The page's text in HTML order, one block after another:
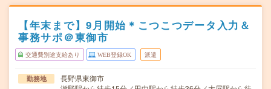
【年末まで】9月開始＊こつこつデータ入力＆
事務サポ＠東御市
交通費別途支給あり WEB登録OK 派遣
勤務地
長野県東御市